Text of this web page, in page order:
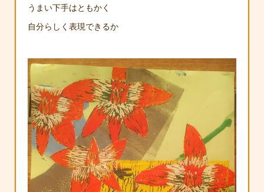
うまい下手はともかく
自分らしく表現できるか